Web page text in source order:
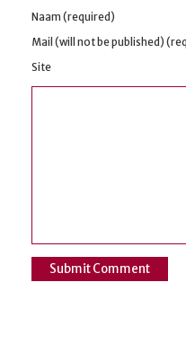
Naam (required)
Mail (will not be published)
Site